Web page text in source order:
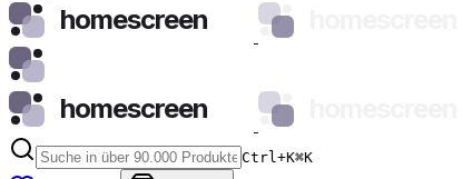
homescreen
homescreen
Ctrl+K⌘K